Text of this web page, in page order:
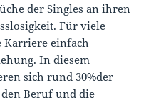
der Singles an ihren
Für viele
Karriere einfach
In diesem
sich rund 30%der
Beruf und die